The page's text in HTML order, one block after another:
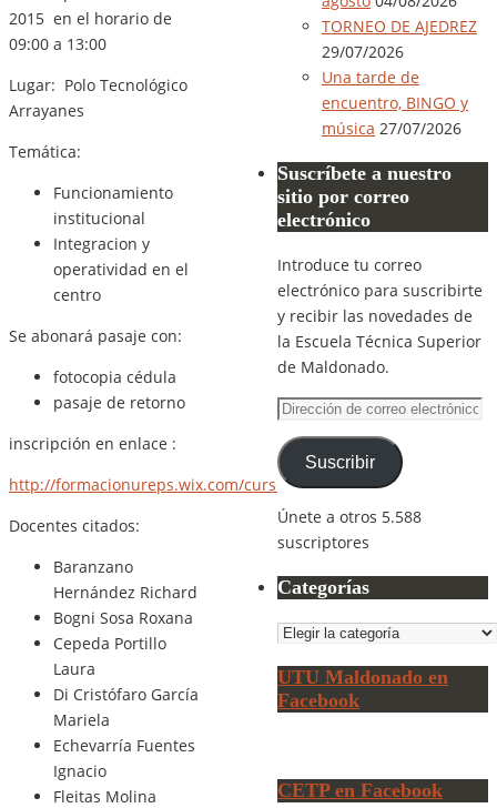
2015 en el horario de
09:00 a 13:00
Lugar: Polo Tecnológico
Arrayanes
Temática:
Funcionamiento
institucional
Integracion y
operatividad en el
centro
Se abonará pasaje con:
fotocopia cédula
pasaje de retorno
inscripción en enlace :
http://formacionureps.wix.com/cursos/nuevosdocentes
Docentes citados:
Baranzano
Hernández Richard
Bogni Sosa Roxana
Cepeda Portillo
Laura
Di Cristófaro García
Mariela
Echevarría Fuentes
Ignacio
Fleitas Molina
TORNEO DE AJEDREZ
29/07/2026
Una tarde de
encuentro, BINGO y
música 27/07/2026
Suscríbete a nuestro
sitio por correo
electrónico
Introduce tu correo
electrónico para suscribirte
y recibir las novedades de
la Escuela Técnica Superior
de Maldonado.
Dirección
de
correo
electrónico
Suscribir
Únete a otros 5.588
suscriptores
Categorías
Categorías
UTU Maldonado en
Facebook
CETP en Facebook